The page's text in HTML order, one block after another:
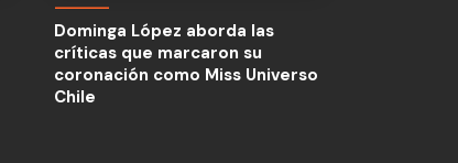
críticas que marcaron su
coronación como Miss Universo
Chile
Dominga López aborda las
críticas que marcaron su
coronación como Miss Universo
Chile